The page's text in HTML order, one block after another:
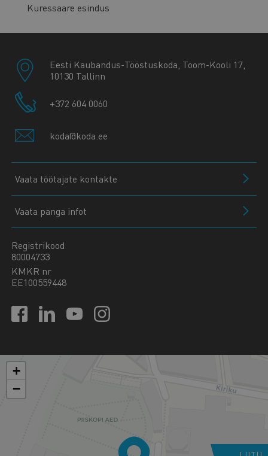
Kuressaare esindus
Eesti Kaubandus-Tööstuskoda, Toom-Kooli 17,
10130 Tallinn
+372 604 0060
koda@koda.ee
Vaata töötajate kontakte
Vaata panga infot
Registrikood
80004733
KMKR nr
EE100559448
+
−